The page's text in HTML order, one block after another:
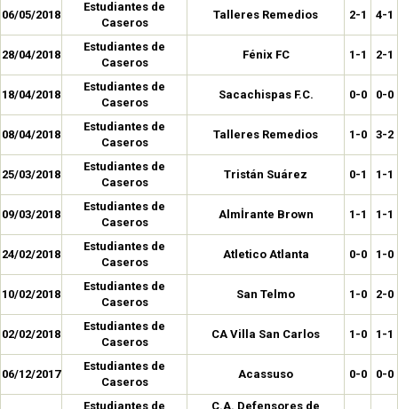
06/05/2018
Estudiantes de
Caseros
Talleres Remedios 2-1 4-1
28/04/2018
Estudiantes de
Caseros
Fénix FC 1-1 2-1
18/04/2018
Estudiantes de
Caseros
Sacachispas F.C. 0-0 0-0
08/04/2018
Estudiantes de
Caseros
Talleres Remedios 1-0 3-2
25/03/2018
Estudiantes de
Caseros
Tristán Suárez 0-1 1-1
09/03/2018
Estudiantes de
Caseros
Almİrante Brown 1-1 1-1
24/02/2018
Estudiantes de
Caseros
Atletico Atlanta 0-0 1-0
10/02/2018
Estudiantes de
Caseros
San Telmo 1-0 2-0
02/02/2018
Estudiantes de
Caseros
CA Villa San Carlos 1-0 1-1
06/12/2017
Estudiantes de
Caseros
Acassuso 0-0 0-0
Estudiantes de
C.A. Defensores de